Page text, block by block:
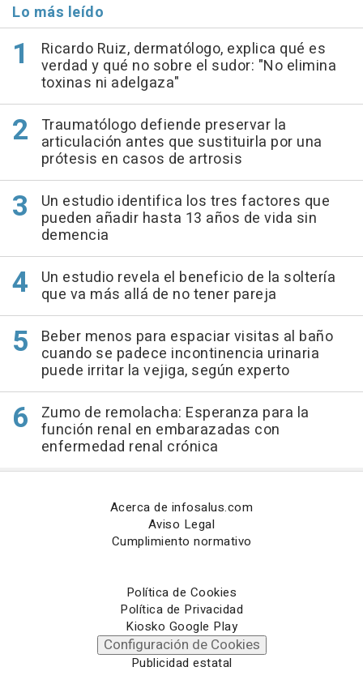
Lo más leído
Ricardo Ruiz, dermatólogo, explica qué es
verdad y qué no sobre el sudor: "No elimina
toxinas ni adelgaza"
Traumatólogo defiende preservar la
articulación antes que sustituirla por una
prótesis en casos de artrosis
Un estudio identifica los tres factores que
pueden añadir hasta 13 años de vida sin
demencia
Un estudio revela el beneficio de la soltería
que va más allá de no tener pareja
Beber menos para espaciar visitas al baño
cuando se padece incontinencia urinaria
puede irritar la vejiga, según experto
Zumo de remolacha: Esperanza para la
función renal en embarazadas con
enfermedad renal crónica
Acerca de infosalus.com
Aviso Legal
Cumplimiento normativo
Política de Cookies
Política de Privacidad
Kiosko Google Play
Configuración de Cookies
Publicidad estatal